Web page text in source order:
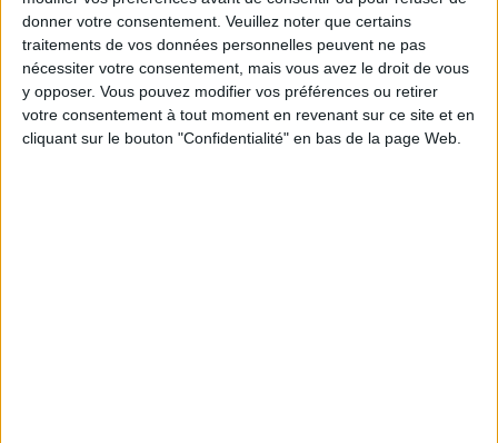
donner votre consentement. Veuillez noter que certains
traitements de vos données personnelles peuvent ne pas
nécessiter votre consentement, mais vous avez le droit de vous
y opposer. Vous pouvez modifier vos préférences ou retirer
votre consentement à tout moment en revenant sur ce site et en
cliquant sur le bouton "Confidentialité" en bas de la page Web.
Voir tout
Chaque semaine, posez vos questions en live
en participant à des vidéo-conférences avec
Jean-Michel et les diététiciennes du
programme.